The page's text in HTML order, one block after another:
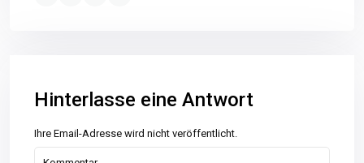
Hinterlasse eine Antwort
Ihre Email-Adresse wird nicht veröffentlicht.